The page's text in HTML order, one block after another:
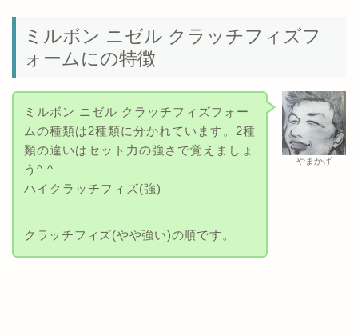
ミルボン ニゼル クラッチフィズフ
ォームにの特徴
やまかげ
ミルボン ニゼル クラッチフィズフォー
ムの種類は2種類に分かれています。2種
類の違いはセット力の強さで覚えましょ
う^ ^
ハイクラッチフィズ(強)
クラッチフィズ(やや強い)の順です。